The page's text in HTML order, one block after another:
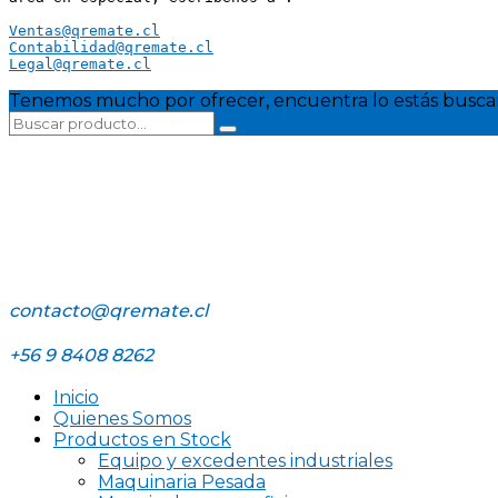
Ventas@qremate.cl
Contabilidad@qremate.cl
Legal@qremate.cl
Tenemos mucho por ofrecer, encuentra lo estás
contacto@qremate.cl
+56 9 8408 8262
Inicio
Quienes Somos
Productos en Stock
Equipo y excedentes industriales
Maquinaria Pesada